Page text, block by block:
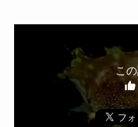
こ